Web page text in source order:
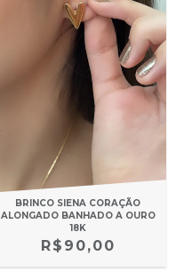
BRINCO SIENA CORAÇÃO
ALONGADO BANHADO A OURO
18K
R$90,00